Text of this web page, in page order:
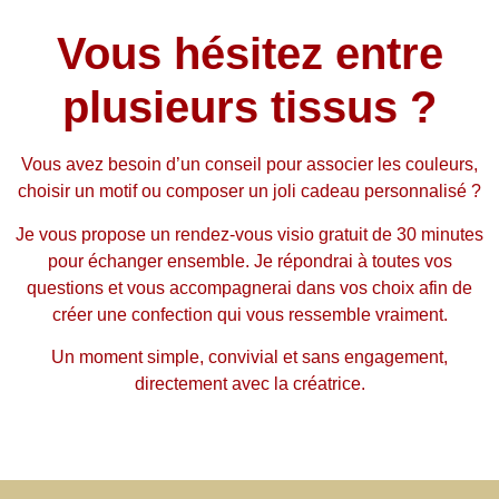
Vous hésitez entre
plusieurs tissus ?
Vous avez besoin d’un conseil pour associer les couleurs,
choisir un motif ou composer un joli cadeau personnalisé ?
Je vous propose un rendez-vous visio gratuit de 30 minutes
pour échanger ensemble. Je répondrai à toutes vos
questions et vous accompagnerai dans vos choix afin de
créer une confection qui vous ressemble vraiment.
Un moment simple, convivial et sans engagement,
directement avec la créatrice.